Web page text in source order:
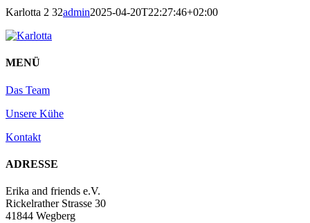
Karlotta 2 32admin2025-04-20T22:27:46+02:00
MENÜ
Das Team
Unsere Kühe
Kontakt
ADRESSE
Erika and friends e.V.
Rickelrather Strasse 30
41844 Wegberg